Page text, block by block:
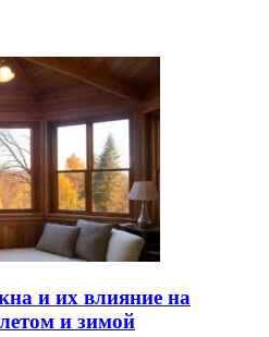
и их влияние на
и зимой